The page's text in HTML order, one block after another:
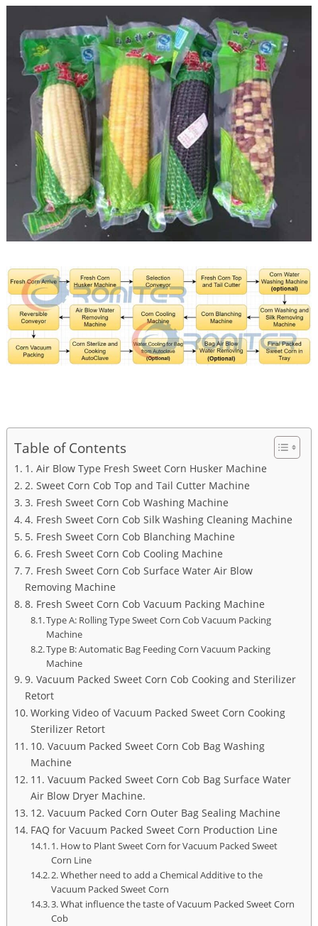
Table of Contents
1. Air Blow Type Fresh Sweet Corn Husker Machine
2. Sweet Corn Cob Top and Tail Cutter Machine
3. Fresh Sweet Corn Cob Washing Machine
4. Fresh Sweet Corn Cob Silk Washing Cleaning Machine
5. Fresh Sweet Corn Cob Blanching Machine
6. Fresh Sweet Corn Cob Cooling Machine
7. Fresh Sweet Corn Cob Surface Water Air Blow
Removing Machine
8. Fresh Sweet Corn Cob Vacuum Packing Machine
Type A: Rolling Type Sweet Corn Cob Vacuum Packing
Machine
Type B: Automatic Bag Feeding Corn Vacuum Packing
Machine
9. Vacuum Packed Sweet Corn Cob Cooking and Sterilizer
Retort
Working Video of Vacuum Packed Sweet Corn Cooking
Sterilizer Retort
10. Vacuum Packed Sweet Corn Cob Bag Washing
Machine
11. Vacuum Packed Sweet Corn Cob Bag Surface Water
Air Blow Dryer Machine.
12. Vacuum Packed Corn Outer Bag Sealing Machine
FAQ for Vacuum Packed Sweet Corn Production Line
1. How to Plant Sweet Corn for Vacuum Packed Sweet
Corn Line
2. Whether need to add a Chemical Additive to the
Vacuum Packed Sweet Corn
3. What influence the taste of Vacuum Packed Sweet Corn
Cob